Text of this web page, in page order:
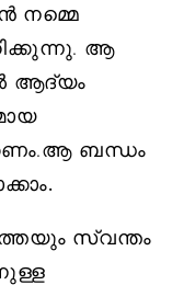
നമ്മെ
ആ
ആദ്യം
ആ ബന്ധം
സ്വന്തം